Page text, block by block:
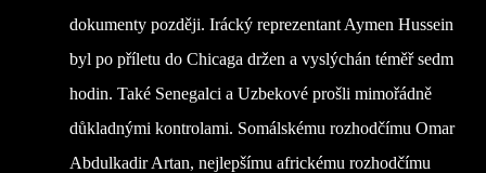
dokumenty později. Irácký reprezentant Aymen Hussein
byl po příletu do Chicaga držen a vyslýchán téměř sedm
hodin. Také Senegalci a Uzbekové prošli mimořádně
důkladnými kontrolami. Somálskému rozhodčímu Omar
Abdulkadir Artan, nejlepšímu africkému rozhodčímu